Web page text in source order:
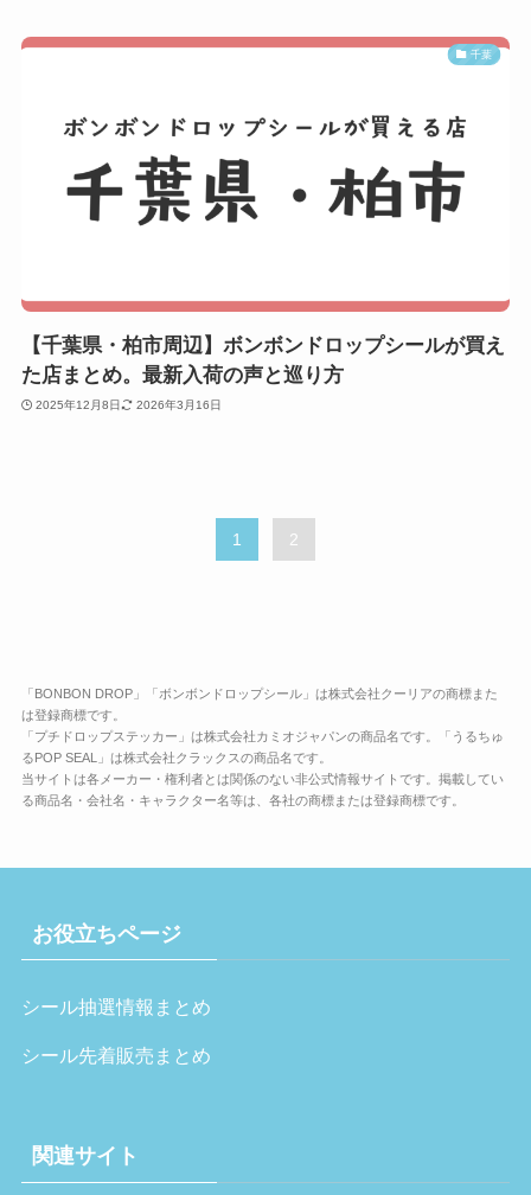
千葉
【千葉県・柏市周辺】ボンボンドロップシールが買え
た店まとめ。最新入荷の声と巡り方
2025年12月8日 2026年3月16日
1 2
「BONBON DROP」「ボンボンドロップシール」は株式会社クーリアの商標また
は登録商標です。
「プチドロップステッカー」は株式会社カミオジャパンの商品名です。「うるちゅ
るPOP SEAL」は株式会社クラックスの商品名です。
当サイトは各メーカー・権利者とは関係のない非公式情報サイトです。掲載してい
る商品名・会社名・キャラクター名等は、各社の商標または登録商標です。
お役立ちページ
シール抽選情報まとめ
シール先着販売まとめ
関連サイト